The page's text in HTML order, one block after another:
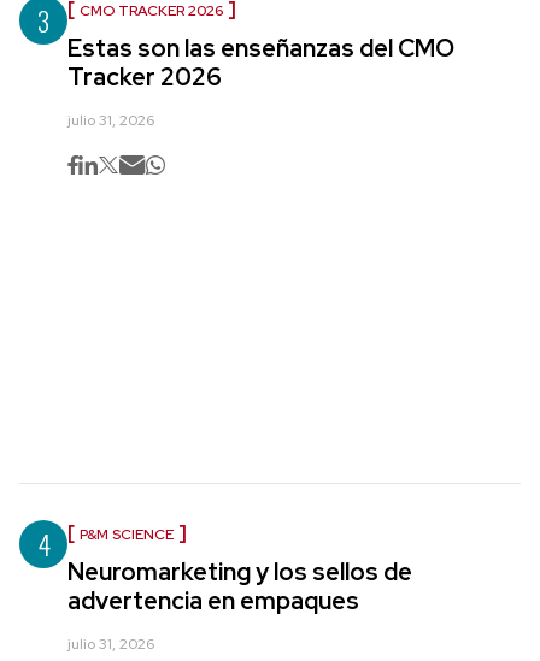
3 CMO TRACKER 2026
Estas son las enseñanzas del CMO
Tracker 2026
julio 31, 2026
4 P&M SCIENCE
Neuromarketing y los sellos de
advertencia en empaques
julio 31, 2026